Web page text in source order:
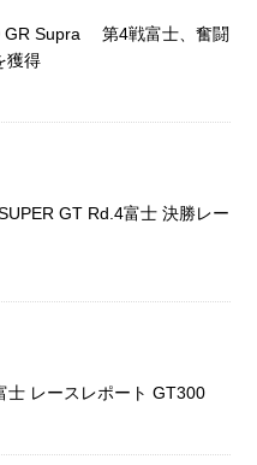
GR Supra 第4戦富士、奮闘
獲得
GT Rd.4富士 決勝レー
士 レースレポート GT300